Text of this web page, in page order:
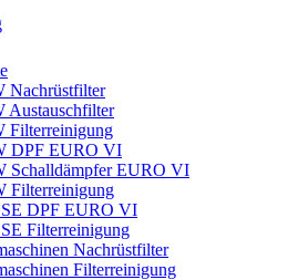
Nachrüstfilter
Austauschfilter
Filterreinigung
DPF EURO VI
Schalldämpfer EURO VI
Filterreinigung
DPF EURO VI
Filterreinigung
Nachrüstfilter
Filterreinigung